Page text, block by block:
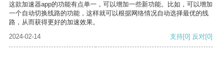
这款加速器app的功能有点单一，可以增加一些新功能。比如，可以增加
一个自动切换线路的功能，这样就可以根据网络情况自动选择最优的线
路，从而获得更好的加速效果。
2024-02-14
支持[0] 反对[0]